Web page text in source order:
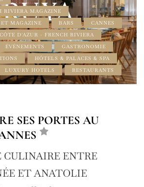
RIVIERA MAGAZINE
MAGAZINE
BARS
CANNES
CÔTE D'AZUR - FRENCH RIVIERA
ÉVÉNEMENTS
GASTRONOMIE
HÔTELS & PALACES & SPA
LUXURY HOTELS RESTAURANTS
SES PORTES AU
CULINAIRE ENTRE
ET ANATOLIE